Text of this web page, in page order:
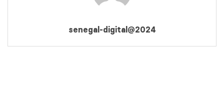
senegal-digital@2024